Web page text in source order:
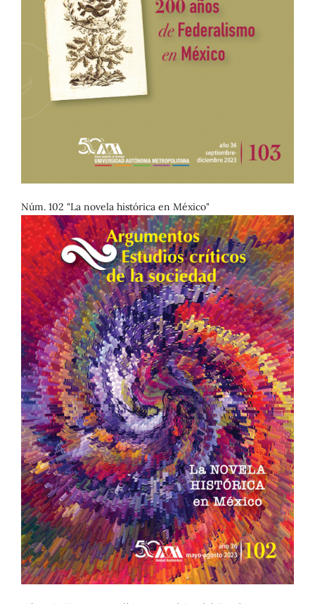
Núm. 102 "La novela histórica en México"